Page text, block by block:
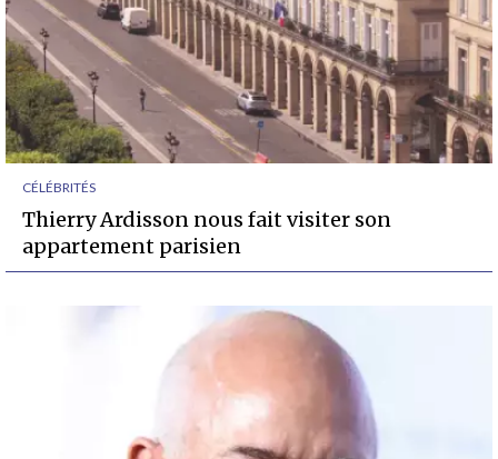
CÉLÉBRITÉS
Thierry Ardisson nous fait visiter son
appartement parisien